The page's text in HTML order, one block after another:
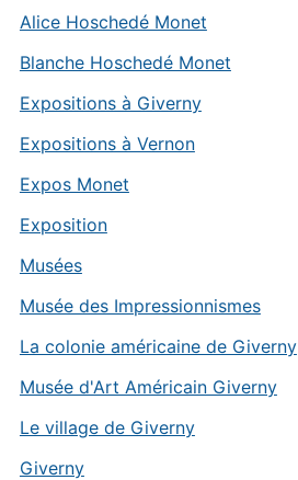
Alice Hoschedé Monet
Blanche Hoschedé Monet
Expositions à Giverny
Expositions à Vernon
Expos Monet
Exposition
Musées
Musée des Impressionnismes
La colonie américaine de Giverny
Musée d'Art Américain Giverny
Le village de Giverny
Giverny